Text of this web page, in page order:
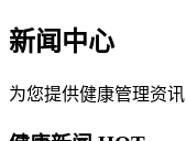
新闻中心
为您提供健康管理资讯